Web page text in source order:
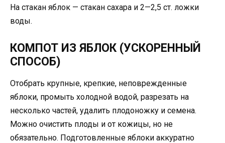
На стакан яблок — стакан сахара и 2—2,5 ст. ложки
воды.
КОМПОТ ИЗ ЯБЛОК (УСКОРЕННЫЙ
СПОСОБ)
Отобрать крупные, крепкие, неповреждeнные
яблоки, промыть холодной водой, разрезать на
несколько частей, удалить плодоножку и семена.
Можно очистить плоды и от кожицы, но не
обязательно. Подготовленные яблоки аккуратно